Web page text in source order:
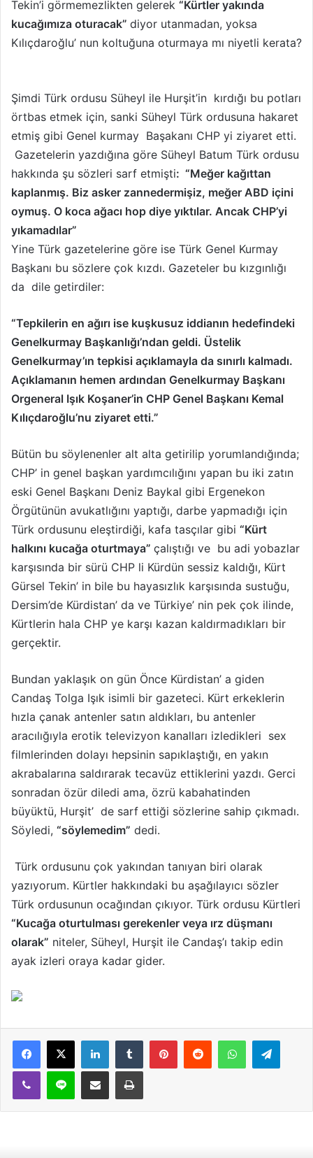
Tekin’i görmemezlikten gelerek “Kürtler yakında
kucağımıza oturacak” diyor utanmadan, yoksa
Kılıçdaroğlu’ nun koltuğuna oturmaya mı niyetli kerata?
Şimdi Türk ordusu Süheyl ile Hurşit’in kırdığı bu potları
örtbas etmek için, sanki Süheyl Türk ordusuna hakaret
etmiş gibi Genel kurmay Başakanı CHP yi ziyaret etti.
Gazetelerin yazdığına göre Süheyl Batum Türk ordusu
hakkında şu sözleri sarf etmişti: “Meğer kağıttan
kaplanmış. Biz asker zannedermişiz, meğer ABD içini
oymuş. O koca ağacı hop diye yıktılar. Ancak CHP’yi
yıkamadılar”
Yine Türk gazetelerine göre ise Türk Genel Kurmay
Başkanı bu sözlere çok kızdı. Gazeteler bu kızgınlığı
da dile getirdiler:
“Tepkilerin en ağırı ise kuşkusuz iddianın hedefindeki
Genelkurmay Başkanlığı’ndan geldi. Üstelik
Genelkurmay’ın tepkisi açıklamayla da sınırlı kalmadı.
Açıklamanın hemen ardından Genelkurmay Başkanı
Orgeneral Işık Koşaner’in CHP Genel Başkanı Kemal
Kılıçdaroğlu’nu ziyaret etti.”
Bütün bu söylenenler alt alta getirilip yorumlandığında;
CHP’ in genel başkan yardımcılığını yapan bu iki zatın
eski Genel Başkanı Deniz Baykal gibi Ergenekon
Örgütünün avukatlığını yaptığı, darbe yapmadığı için
Türk ordusunu eleştirdiği, kafa tasçılar gibi “Kürt
halkını kucağa oturtmaya” çalıştığı ve bu adi yobazlar
karşısında bir sürü CHP li Kürdün sessiz kaldığı, Kürt
Gürsel Tekin’ in bile bu hayasızlık karşısında sustuğu,
Dersim’de Kürdistan’ da ve Türkiye’ nin pek çok ilinde,
Kürtlerin hala CHP ye karşı kazan kaldırmadıkları bir
gerçektir.
Bundan yaklaşık on gün Önce Kürdistan’ a giden
Candaş Tolga Işık isimli bir gazeteci. Kürt erkeklerin
hızla çanak antenler satın aldıkları, bu antenler
aracılığıyla erotik televizyon kanalları izledikleri sex
filmlerinden dolayı hepsinin sapıklaştığı, en yakın
akrabalarına saldırarak tecavüz ettiklerini yazdı. Gerci
sonradan özür diledi ama, özrü kabahatinden
büyüktü, Hurşit’ de sarf ettiği sözlerine sahip çıkmadı.
Söyledi, “söylemedim” dedi.
Türk ordusunu çok yakından tanıyan biri olarak
yazıyorum. Kürtler hakkındaki bu aşağılayıcı sözler
Türk ordusunun ocağından çıkıyor. Türk ordusu Kürtleri
“Kucağa oturtulması gerekenler veya ırz düşmanı
olarak” niteler, Süheyl, Hurşit ile Candaş’ı takip edin
ayak izleri oraya kadar gider.
WhatsApp